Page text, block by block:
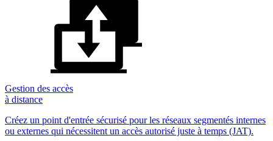
Gestion des accès
à distance
Créez un point d'entrée sécurisé pour les réseaux segmentés internes
ou externes qui nécessitent un accès autorisé juste à temps (JAT).